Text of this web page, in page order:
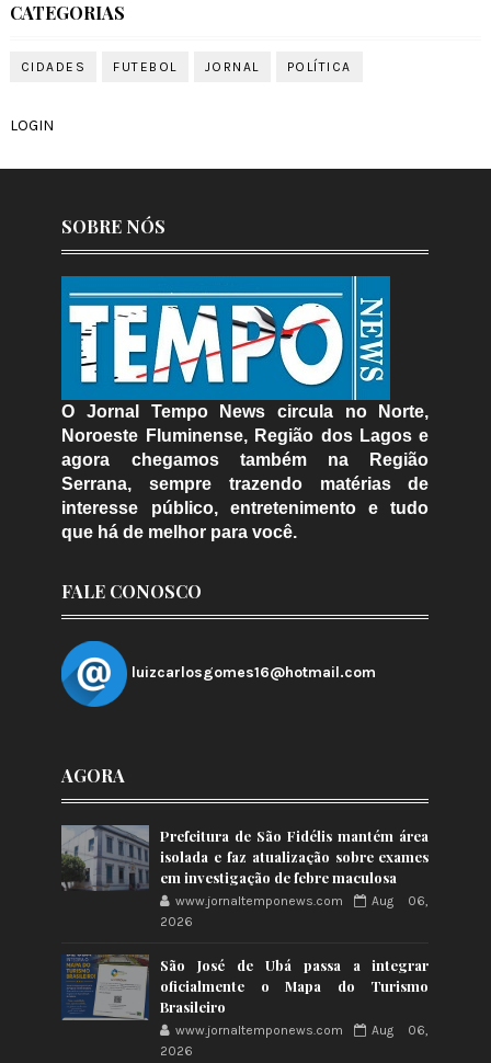
CATEGORIAS
CIDADES FUTEBOL JORNAL POLÍTICA
LOGIN
SOBRE NÓS
O Jornal Tempo News circula no Norte,
Noroeste Fluminense, Região dos Lagos e
agora chegamos também na Região
Serrana, sempre trazendo matérias de
interesse público, entretenimento e tudo
que há de melhor para você.
FALE CONOSCO
luizcarlosgomes16@hotmail.com
AGORA
Prefeitura de São Fidélis mantém área
isolada e faz atualização sobre exames
em investigação de febre maculosa
www.jornaltemponews.com
Aug 06,
2026
São José de Ubá passa a integrar
oficialmente o Mapa do Turismo
Brasileiro
www.jornaltemponews.com
Aug 06,
2026